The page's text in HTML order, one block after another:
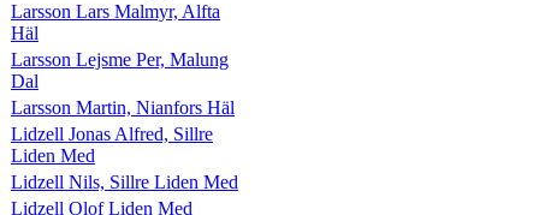
Larsson Lars Malmyr, Alfta
Häl
Larsson Lejsme Per, Malung
Dal
Larsson Martin, Nianfors Häl
Lidzell Jonas Alfred, Sillre
Liden Med
Lidzell Nils, Sillre Liden Med
Lidzell Olof Liden Med